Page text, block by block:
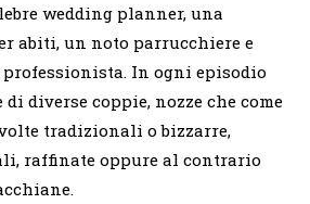
wedding planner, una
abiti, un noto parrucchiere e
In ogni episodio
diverse coppie, nozze che come
tradizionali o bizzarre,
raffinate oppure al contrario